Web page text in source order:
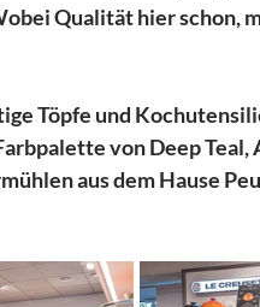
Qualität hier schon,
Töpfe und
von Deep
aus dem Hause